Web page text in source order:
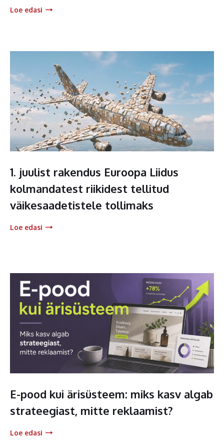
Loe edasi
1. juulist rakendus Euroopa Liidus
kolmandatest riikidest tellitud
väikesaadetistele tollimaks
Loe edasi
E-pood kui ärisüsteem: miks kasv algab
strateegiast, mitte reklaamist?
Loe edasi